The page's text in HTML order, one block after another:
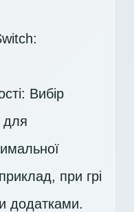
Вибір
для
при грі
додатками.